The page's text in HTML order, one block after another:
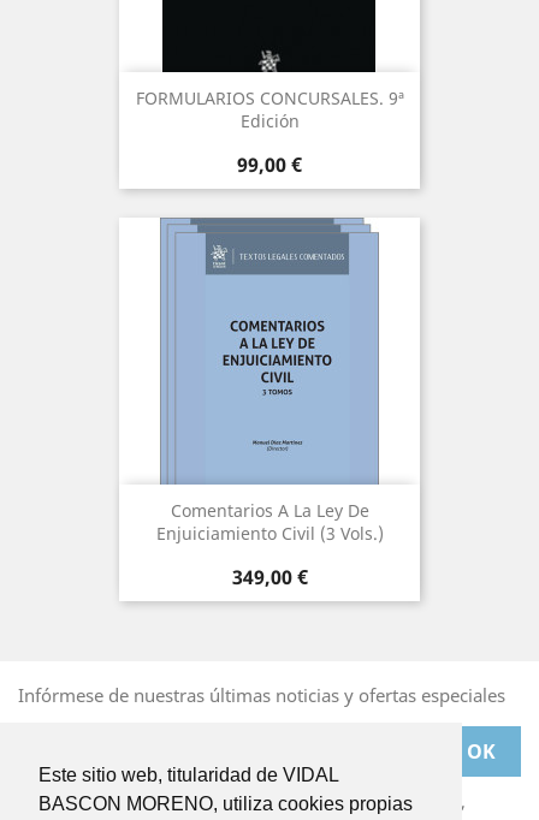
Este sitio web, titularidad de VIDAL
BASCON MORENO, utiliza cookies propias
FORMULARIOS CONCURSALES. 9ª
Edición
Precio
99,00 €
Comentarios A La Ley De
Enjuiciamiento Civil (3 Vols.)
Precio
349,00 €
Infórmese de nuestras últimas noticias y ofertas especiales
Puede darse de baja en cualquier momento. Para ello,